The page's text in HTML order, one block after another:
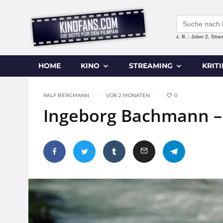
Search
for:
z. B. : Joker 2,
HOME KINO STREAMING
RALF BERGMANN · · VOR 2 MONATEN · · 0
Ingeborg Bachmann